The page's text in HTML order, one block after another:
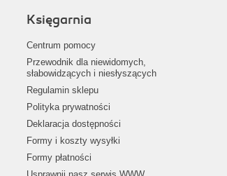
Księgarnia
Centrum pomocy
Przewodnik dla niewidomych,
słabowidzących i niesłyszących
Regulamin sklepu
Polityka prywatności
Deklaracja dostępności
Formy i koszty wysyłki
Formy płatności